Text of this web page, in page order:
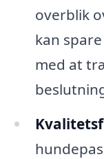
overblik
kan
med at